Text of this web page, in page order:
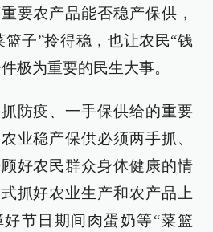
要农产品能否稳产保供，
子”拎得稳，也让农民“钱
极为重要的民生大事。
防疫、一手保供给的重要
业稳产保供必须两手抓、
好农民群众身体健康的情
抓好农业生产和农产品上
节日期间肉蛋奶等“菜篮